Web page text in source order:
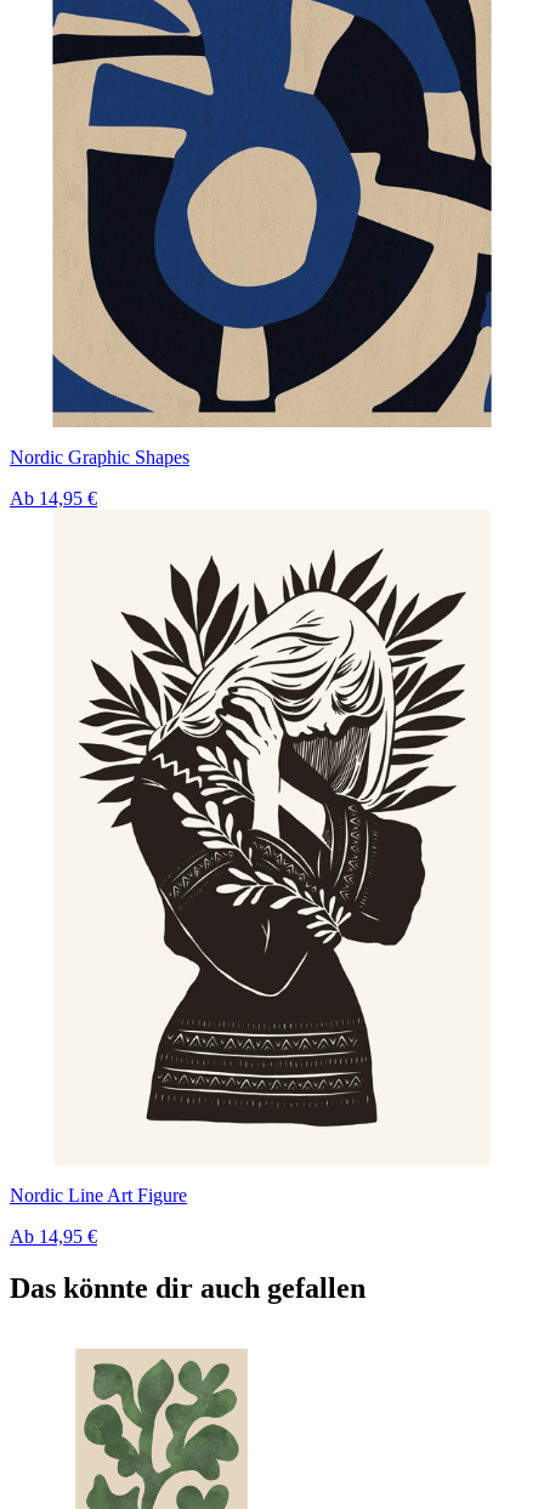
Nordic Graphic Shapes
Ab 14,95 €
Nordic Line Art Figure
Ab 14,95 €
Das könnte dir auch gefallen